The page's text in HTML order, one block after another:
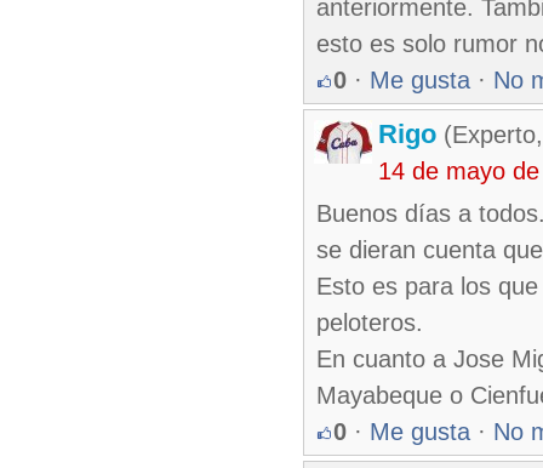
anteriormente.
esto es solo rumor
0 · Me gusta · No
Rigo
14 de mayo
Buenos días a
se dieran cuenta
Esto es para los
peloteros.
En cuanto a Jose
Mayabeque o
0 · Me gusta · No